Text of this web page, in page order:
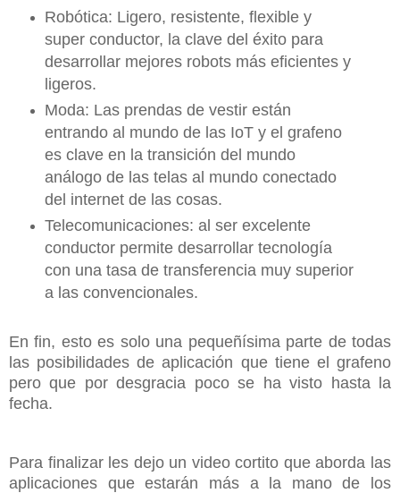
Robótica: Ligero, resistente, flexible y
super conductor, la clave del éxito para
desarrollar mejores robots más eficientes y
ligeros.
Moda: Las prendas de vestir están
entrando al mundo de las IoT y el grafeno
es clave en la transición del mundo
análogo de las telas al mundo conectado
del internet de las cosas.
Telecomunicaciones: al ser excelente
conductor permite desarrollar tecnología
con una tasa de transferencia muy superior
a las convencionales.
En fin, esto es solo una pequeñísima parte de todas
las posibilidades de aplicación que tiene el grafeno
pero que por desgracia poco se ha visto hasta la
fecha.
Para finalizar les dejo un video cortito que aborda las
aplicaciones que estarán más a la mano de los